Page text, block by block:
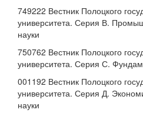
749222 Вестник Полоцкого
университета. Серия В.
науки
750762 Вестник Полоцкого
университета. Серия С.
001192 Вестник Полоцкого
университета. Серия Д.
науки